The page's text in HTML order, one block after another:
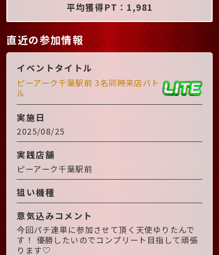
平均獲得PT：1,981
直近の参加情報
イベントタイトル
ピーアーク千葉駅前 3名同時来店バト
ル
実施日
2025/08/25
実践店舗
ピーアーク千葉駅前
狙い機種
意気込みコメント
今回パチ連単に参加させて頂く天使ゆりたんで
す！ 優勝したいのでコンプリート目指して頑張
ります♡